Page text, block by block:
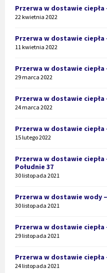
Przerwa w dostawie ciepła
22 kwietnia 2022
Przerwa w dostawie ciepła
11 kwietnia 2022
Przerwa w dostawie ciepła
29 marca 2022
Przerwa w dostawie ciepła
24 marca 2022
Przerwa w dostawie ciepła
15 lutego 2022
Przerwa w dostawie ciepła
Południe 37
30 listopada 2021
Przerwa w dostawie wody
30 listopada 2021
Przerwa w dostawie ciepła
29 listopada 2021
Przerwa w dostawie ciepła
24 listopada 2021